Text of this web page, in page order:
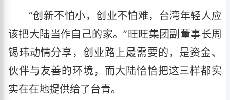
“创新不怕小，创业不怕难，台湾年轻人应
该把大陆当作自己的家。”旺旺集团副董事长周
锡玮动情分享，创业路上最需要的，是资金、
伙伴与友善的环境，而大陆恰恰把这三样都实
实在在地提供给了台青。